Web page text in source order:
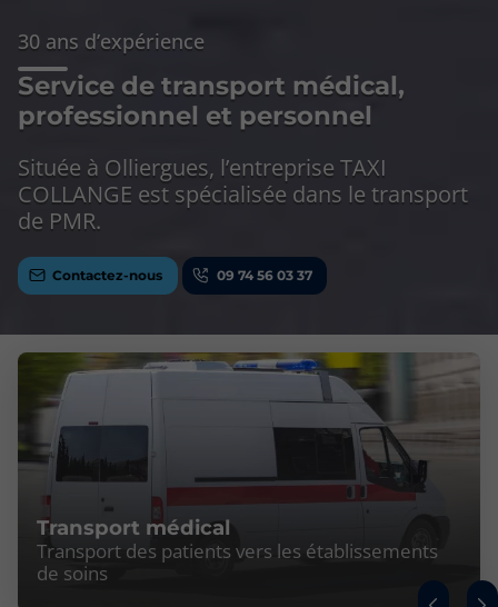
30 ans d’expérience
Service de transport médical,
professionnel et personnel
Située à Olliergues, l’entreprise TAXI
COLLANGE est spécialisée dans le transport
de PMR.
Contactez-nous 09 74 56 03 37
Transport médical
Transport des patients vers les établissements
de soins